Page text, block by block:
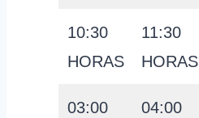
10:30
HORAS
11:30
HORAS
03:00
04:00